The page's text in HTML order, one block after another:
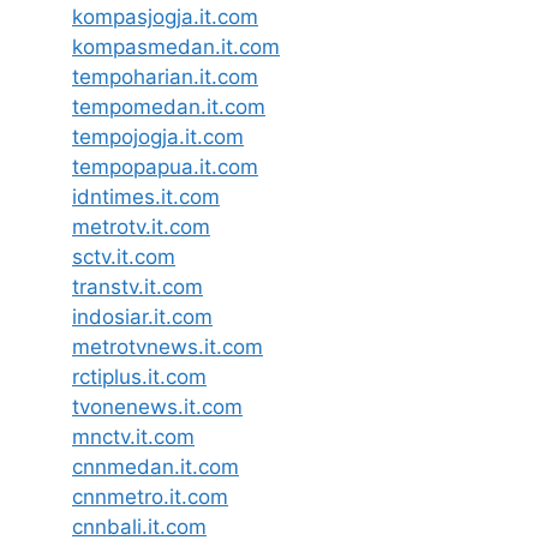
kompasjogja.it.com
kompasmedan.it.com
tempoharian.it.com
tempomedan.it.com
tempojogja.it.com
tempopapua.it.com
idntimes.it.com
metrotv.it.com
sctv.it.com
transtv.it.com
indosiar.it.com
metrotvnews.it.com
rctiplus.it.com
tvonenews.it.com
mnctv.it.com
cnnmedan.it.com
cnnmetro.it.com
cnnbali.it.com